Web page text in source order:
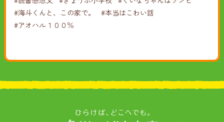
#海斗くんと、この家で。
#本当はこわい話
#アオハル１００％